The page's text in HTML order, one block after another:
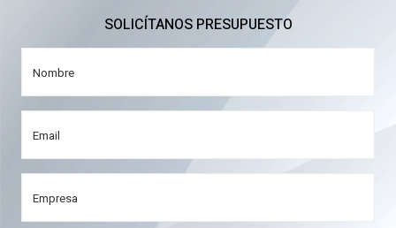
SOLICÍTANOS PRESUPUESTO